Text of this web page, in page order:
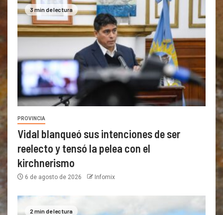
3 min de lectura
PROVINCIA
Vidal blanqueó sus intenciones de ser
reelecto y tensó la pelea con el
kirchnerismo
6 de agosto de 2026 Infomix
2 min de lectura